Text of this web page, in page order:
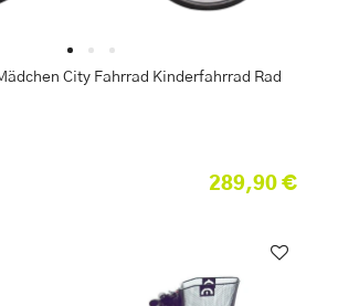
City Fahrrad Kinderfahrrad Rad
289,90 €